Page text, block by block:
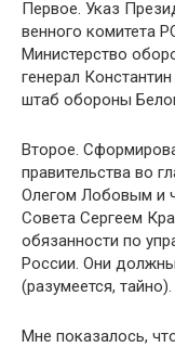
Первое. Указ
венного комитета
Министерст­во
генерал
штаб обороны
Второе.
правительства во
Олегом Лобовым и
Совета Сергеем
обязанности по
России. Они
(разумеется, тайно).
Мне показалось,